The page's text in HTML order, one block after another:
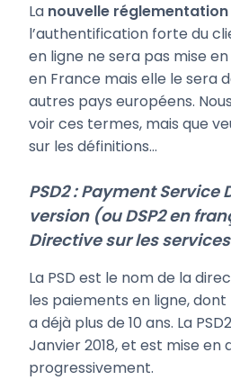
La nouvelle réglementation
l’authentification forte du
en ligne ne sera pas mise
en France mais elle le sera
autres pays européens.
voir ces termes, mais que
sur les définitions…
PSD2 : Payment Service
version (ou DSP2 en
Directive sur les
La PSD est le nom de la
les paiements en ligne,
a déjà plus de 10 ans. La
Janvier 2018, et est mise en
progressivement.